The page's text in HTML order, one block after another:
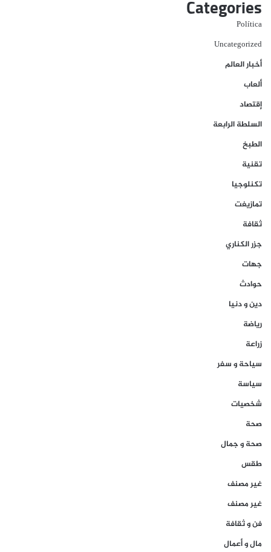
Categories
Política
Uncategorized
أخبار العالم
ألعاب
إقتصاد
السلطة الرابعة
الطبخ
تقنية
تكنلوجيا
تمازيغت
ثقافة
جزر الكناري
جهات
حوادث
دين و دنيا
رياضة
زراعة
سياحة و سفر
سياسة
شخصيات
صحة
صحة و جمال
طقس
غير مصنف
غير مصنف
فن و ثقافة
مال و أعمال